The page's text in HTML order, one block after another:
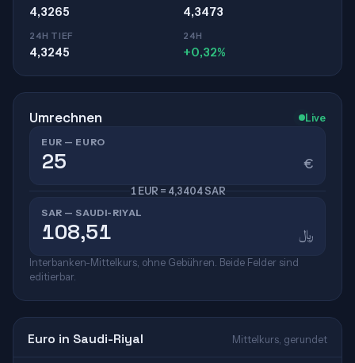
4,3265 4,3473
24H TIEF
4,3245
24H
+0,32%
Umrechnen Live
EUR — EURO
€
1 EUR = 4,3404 SAR
SAR — SAUDI-RIYAL
﷼
Interbanken-Mittelkurs, ohne Gebühren. Beide Felder sind
editierbar.
Euro in Saudi-Riyal Mittelkurs, gerundet